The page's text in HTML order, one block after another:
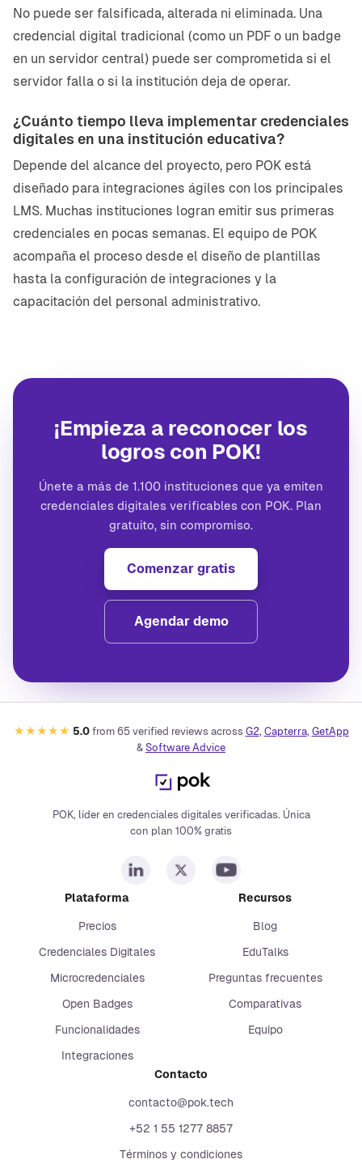
No puede ser falsificada, alterada ni eliminada. Una
credencial digital tradicional (como un PDF o un badge
en un servidor central) puede ser comprometida si el
servidor falla o si la institución deja de operar.
¿Cuánto tiempo lleva implementar credenciales
digitales en una institución educativa?
Depende del alcance del proyecto, pero POK está
diseñado para integraciones ágiles con los principales
LMS. Muchas instituciones logran emitir sus primeras
credenciales en pocas semanas. El equipo de POK
acompaña el proceso desde el diseño de plantillas
hasta la configuración de integraciones y la
capacitación del personal administrativo.
¡Empieza a reconocer los
logros con POK!
Únete a más de 1.100 instituciones que ya emiten
credenciales digitales verificables con POK. Plan
gratuito, sin compromiso.
Comenzar gratis
Agendar demo
★★★★★ 5.0 from 65verified reviews across G2, Capterra, GetApp
& Software Advice
POK, líder en credenciales digitales verificadas. Única
con plan 100% gratis
Plataforma
Precios
Credenciales Digitales
Microcredenciales
Open Badges
Funcionalidades
Integraciones
Recursos
Blog
EduTalks
Preguntas frecuentes
Comparativas
Equipo
Contacto
contacto@pok.tech
+52 1 55 1277 8857
Términos y condiciones